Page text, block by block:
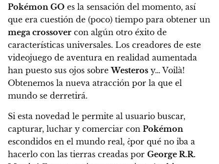
Pokémon GO es la sensación del momento, así
que era cuestión de (poco) tiempo para obtener un
mega crossover con algún otro éxito de
características universales. Los creadores de este
videojuego de aventura en realidad aumentada
han puesto sus ojos sobreWesteros y… Voilà!
Obtenemos la nueva atracción por la que el
mundo se derretirá.
Si esta novedad le permite al usuario buscar,
capturar, luchar y comerciar con Pokémon
escondidos en el mundo real, ¿por qué no iba a
hacerlo con las tierras creadas por George R.R.